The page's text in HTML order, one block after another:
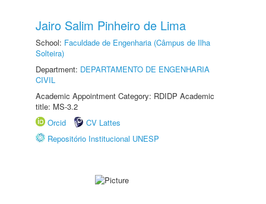
Jairo Salim Pinheiro de Lima
School: Faculdade de Engenharia (Câmpus de Ilha
Solteira)
Department: DEPARTAMENTO DE ENGENHARIA
CIVIL
Academic Appointment Category: RDIDP Academic
title: MS-3.2
Orcid
CV Lattes
Repositório Institucional UNESP